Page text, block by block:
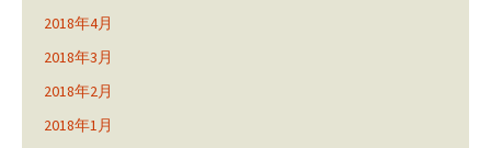
2018年4月
2018年3月
2018年2月
2018年1月